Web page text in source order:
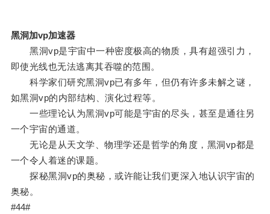
黑洞加vp加速器
黑洞vp是宇宙中一种密度极高的物质，具有超强引力，
即使光线也无法逃离其吞噬的范围。
科学家们研究黑洞vp已有多年，但仍有许多未解之谜，
如黑洞vp的内部结构、演化过程等。
一些理论认为黑洞vp可能是宇宙的尽头，甚至是通往另
一个宇宙的通道。
无论是从天文学、物理学还是哲学的角度，黑洞vp都是
一个令人着迷的课题。
探秘黑洞vp的奥秘，或许能让我们更深入地认识宇宙的
奥秘。
#44#